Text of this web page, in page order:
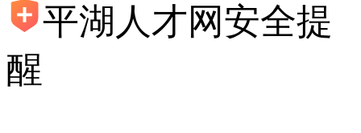
平湖人才网安全提
醒